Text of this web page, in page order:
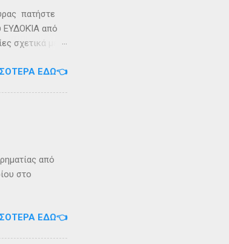
πατήστε
ΕΥΔΟΚΊΑ από
σχετικά με
στο
ΕΔΏ👈
από
στο
ΕΔΏ👈